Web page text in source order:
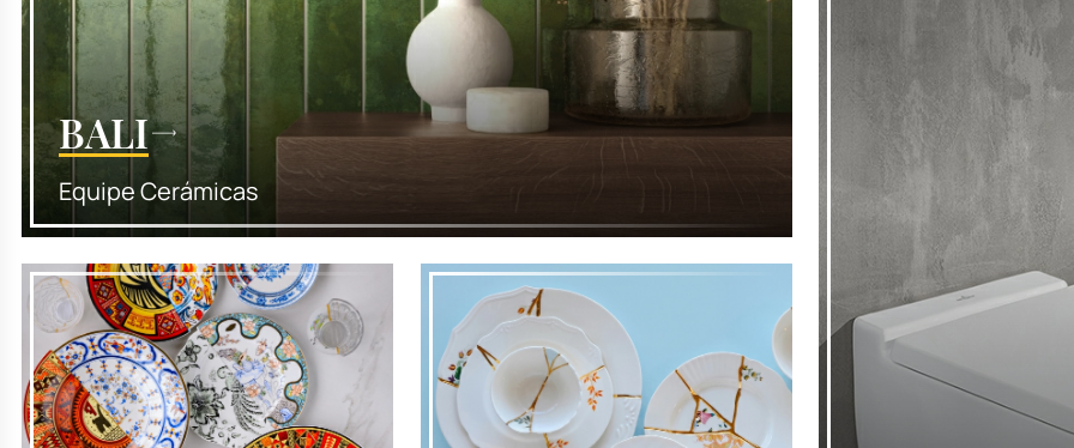
BALI
Equipe Cerámicas